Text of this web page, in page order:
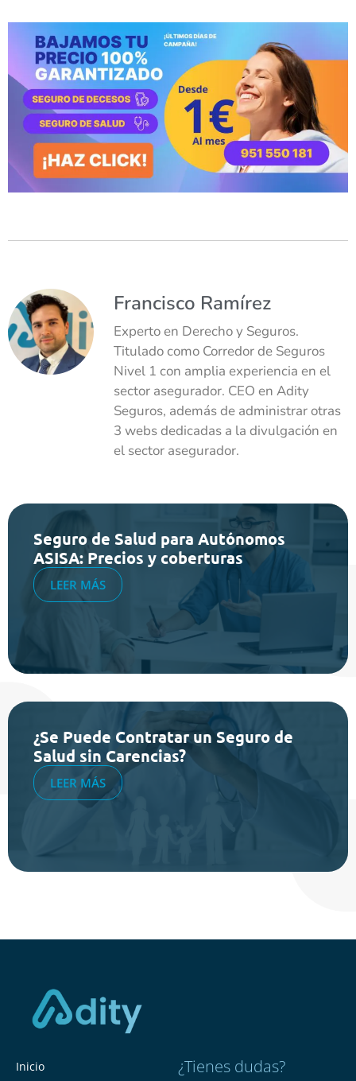
Francisco Ramírez
Experto en Derecho y Seguros.
Titulado como Corredor de Seguros
Nivel 1 con amplia experiencia en el
sector asegurador. CEO en Adity
Seguros, además de administrar otras
3 webs dedicadas a la divulgación en
el sector asegurador.
Seguro de Salud para Autónomos
ASISA: Precios y coberturas
LEER MÁS
¿Se Puede Contratar un Seguro de
Salud sin Carencias?
LEER MÁS
Inicio ¿Tienes dudas?